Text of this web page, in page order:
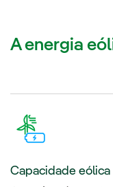
A energia
Capacidade eólica